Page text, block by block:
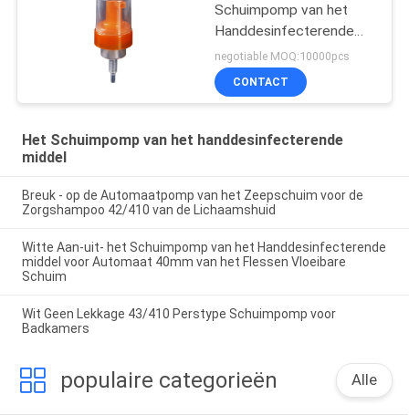
Schuimpomp van het
Handdesinfecterende
middel
negotiable MOQ:10000pcs
CONTACT
Het Schuimpomp van het handdesinfecterende
middel
Breuk - op de Automaatpomp van het Zeepschuim voor de
Zorgshampoo 42/410 van de Lichaamshuid
Witte Aan-uit- het Schuimpomp van het Handdesinfecterende
middel voor Automaat 40mm van het Flessen Vloeibare
Schuim
Wit Geen Lekkage 43/410 Perstype Schuimpomp voor
Badkamers
populaire categorieën Alle